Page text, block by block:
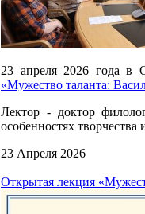
23 апреля 2026 года в
«Мужество таланта:
Лектор - доктор
особенностях
23 Апреля 2026
Открытая лекция